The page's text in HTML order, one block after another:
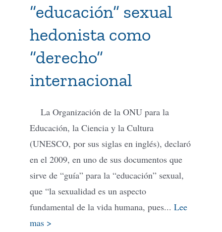
“educación” sexual
hedonista como
“derecho”
internacional
La Organización de la ONU para la
Educación, la Ciencia y la Cultura
(UNESCO, por sus siglas en inglés), declaró
en el 2009, en uno de sus documentos que
sirve de “guía” para la “educación” sexual,
que “la sexualidad es un aspecto
fundamental de la vida humana, pues... Lee
mas >